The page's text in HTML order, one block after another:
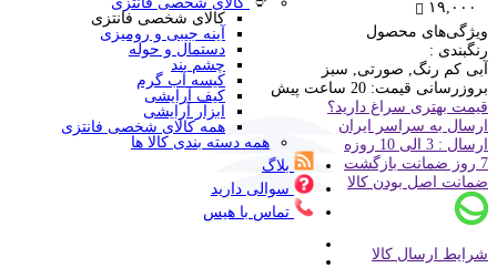
کالای شخصی فانتزی
آینه جیبی و رومیزی
دستمال و حوله
چشم بند
کیسه آب گرم
کیف آرایشی
ابزار آرایشی
همه کالای شخصی فانتزی
همه دسته بندی کالا ها
بلاگ
سوالی دارید
تماس با هیس
۱۹,۰۰۰
ویژگی‌های محصول
رنگبندی :
آبی کم رنگ, صورتی, سبز
بروزرسانی قیمت: 20 ساعت پیش
قیمت بهتری سراغ دارید؟
ارسال به سراسر ایران
ارسال : 3 الی 10 روزه
7 روز ضمانت بازگشت
ضمانت اصل بودن کالا
شرایط ارسال کالا